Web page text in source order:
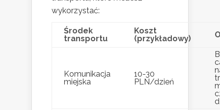
wykorzystać:
Środek
transportu
Koszt
(przykładowy)
Komunikacja
miejska
10-30
PLN/dzień